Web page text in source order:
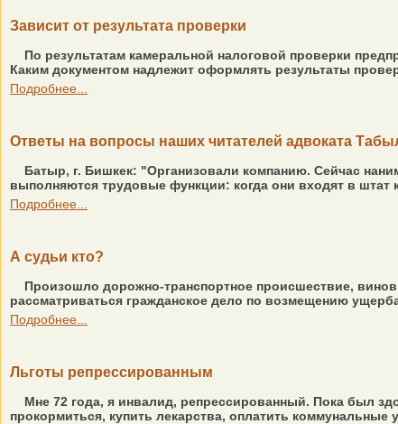
Зависит от результата проверки
По результатам камеральной налоговой проверки
Каким документом надлежит оформлять результаты
Подробнее...
Ответы на вопросы наших читателей адвоката
Батыр, г. Бишкек: "Организовали компанию. Сейчас
выполняются трудовые функции: когда они входят в
Подробнее...
А судьи кто?
Произошло дорожно-транспортное происшествие,
рассматриваться гражданское дело по возмещению
Подробнее...
Льготы репрессированным
Мне 72 года, я инвалид, репрессированный. Пока был
прокормиться, купить лекарства, оплатить